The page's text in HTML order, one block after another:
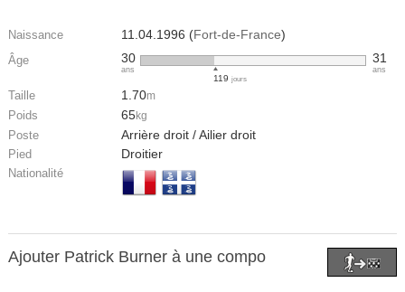
Naissance 11.04.1996 (Fort-de-France)
Âge 30
ans
119jours
31
ans
Taille 1.70m
Poids 65kg
Poste Arrière droit / Ailier droit
Pied Droitier
Nationalité
Ajouter Patrick Burner à une compo